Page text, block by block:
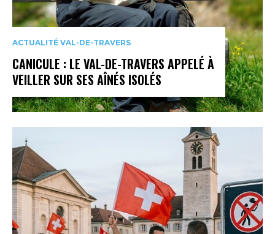
ACTUALITÉ VAL-DE-TRAVERS
CANICULE : LE VAL-DE-TRAVERS APPELÉ À
VEILLER SUR SES AÎNÉS ISOLÉS